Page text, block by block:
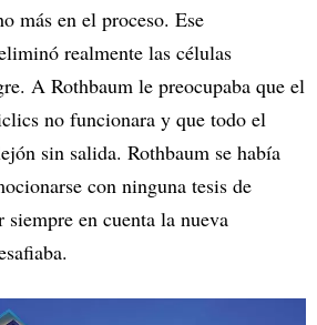
más en el proceso. Ese
realmente las células
A Rothbaum le preocupaba que el
no funcionara y que todo el
sin salida. Rothbaum se había
con ninguna tesis de
en cuenta la nueva